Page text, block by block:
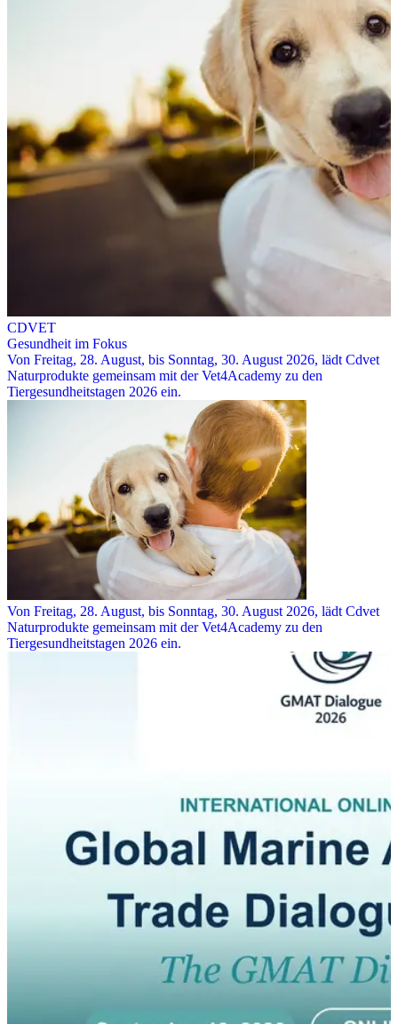
CDVET
Gesundheit im Fokus
Von Freitag, 28. August, bis Sonntag, 30. August 2026, lädt Cdvet
Naturprodukte gemeinsam mit der Vet4Academy zu den
Tiergesundheitstagen 2026 ein.
Von Freitag, 28. August, bis Sonntag, 30. August 2026, lädt Cdvet
Naturprodukte gemeinsam mit der Vet4Academy zu den
Tiergesundheitstagen 2026 ein.